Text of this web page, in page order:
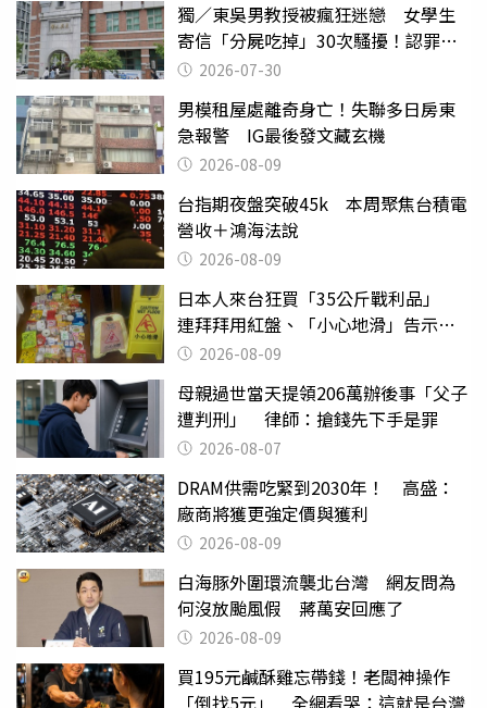
獨／東吳男教授被瘋狂迷戀 女學生
寄信「分屍吃掉」30次騷擾！認罪免
關 2026-07-30
男模租屋處離奇身亡！失聯多日房東
急報警 IG最後發文藏玄機
2026-08-09
台指期夜盤突破45k 本周聚焦台積電
營收＋鴻海法說
2026-08-09
日本人來台狂買「35公斤戰利品」
連拜拜用紅盤、「小心地滑」告示牌
也帶回家
2026-08-09
母親過世當天提領206萬辦後事「父子
遭判刑」 律師：搶錢先下手是罪
2026-08-07
DRAM供需吃緊到2030年！ 高盛：
廠商將獲更強定價與獲利
2026-08-09
白海豚外圍環流襲北台灣 網友問為
何沒放颱風假 蔣萬安回應了
2026-08-09
買195元鹹酥雞忘帶錢！老闆神操作
「倒找5元」 全網看哭：這就是台灣